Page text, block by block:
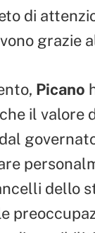
di
grazie
Picano
il valore
dello